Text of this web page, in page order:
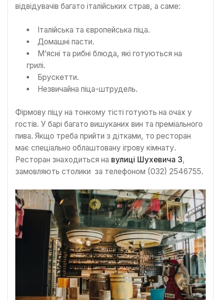
відвідувачів багато італійських страв, а саме:
Італійська та європейська піца.
Домашні пасти.
М’ясні та рибні блюда, які готуються на
грилі.
Брускетти.
Незвичайна піца-штрудель.
Фірмову піцу на тонкому тісті готують на очах у
гостів. У барі багато вишуканих вин та преміального
пива. Якщо треба прийти з дітками, то ресторан
має спеціально облаштовану ігрову кімнату.
Ресторан знаходиться на вулиці Шухевича 3,
замовляють столики за телефоном (032) 2546755.